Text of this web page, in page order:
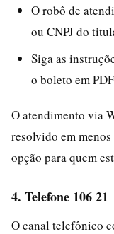
O robô de
ou CNPJ do
Siga as
o boleto em
O atendimento via
resolvido em
opção para quem
4. Telefone 106 21
O canal telefônico